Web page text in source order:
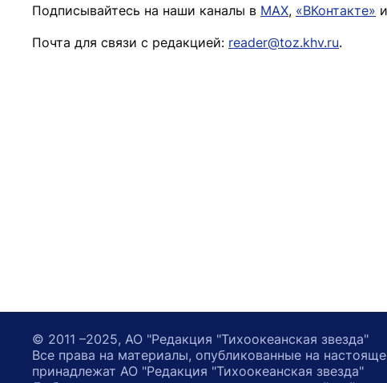
Подписывайтесь на наши каналы в MAX, «ВКонтакте» и
Почта для связи с редакцией: reader@toz.khv.ru.
© 2011 –2025, АО "Редакция "Тихоокеанская звезда"
Все права на материалы, опубликованные на
принадлежат АО "Редакция "Тихоокеанская звезда"